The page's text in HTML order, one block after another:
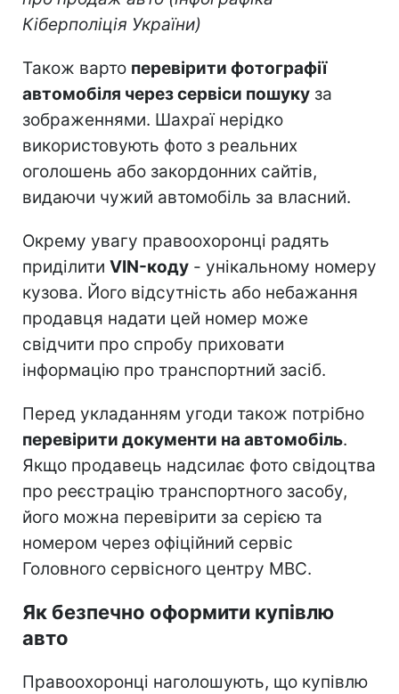
Кіберполіція України)
Також варто перевірити фотографії
автомобіля через сервіси пошуку за
зображеннями. Шахраї нерідко
використовують фото з реальних
оголошень або закордонних сайтів,
видаючи чужий автомобіль за власний.
Окрему увагу правоохоронці радять
приділити VIN-коду - унікальному номеру
кузова. Його відсутність або небажання
продавця надати цей номер може
свідчити про спробу приховати
інформацію про транспортний засіб.
Перед укладанням угоди також потрібно
перевірити документи на автомобіль.
Якщо продавець надсилає фото свідоцтва
про реєстрацію транспортного засобу,
його можна перевірити за серією та
номером через офіційний сервіс
Головного сервісного центру МВС.
Як безпечно оформити купівлю
авто
Правоохоронці наголошують, що купівлю